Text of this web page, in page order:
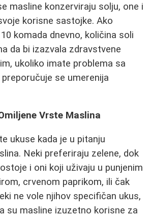
masline konzerviraju solju, one i
korisne sastojke. Ako
komada dnevno, količina soli
da bi izazvala zdravstvene
ukoliko imate problema sa
se umerenija
Vrste Maslina
ukuse kada je u pitanju
Neki preferiraju zelene, dok
i oni koji uživaju u punjenim
crvenom paprikom, ili čak
ne vole njihov specifičan ukus,
su masline izuzetno korisne za